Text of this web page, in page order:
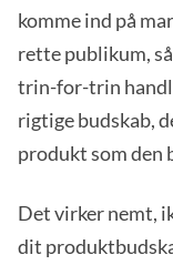
komme ind på
rette publikum,
trin-for-trin
rigtige budskab,
produkt som den
Det virker nemt,
dit